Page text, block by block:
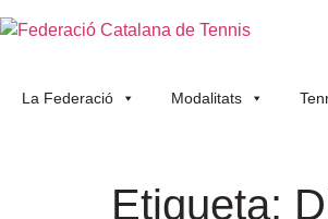
La Federació Modalitats
Etiqueta: